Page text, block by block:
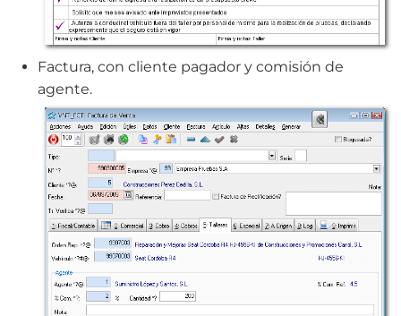
Factura, con cliente pagador y comisión de
agente.